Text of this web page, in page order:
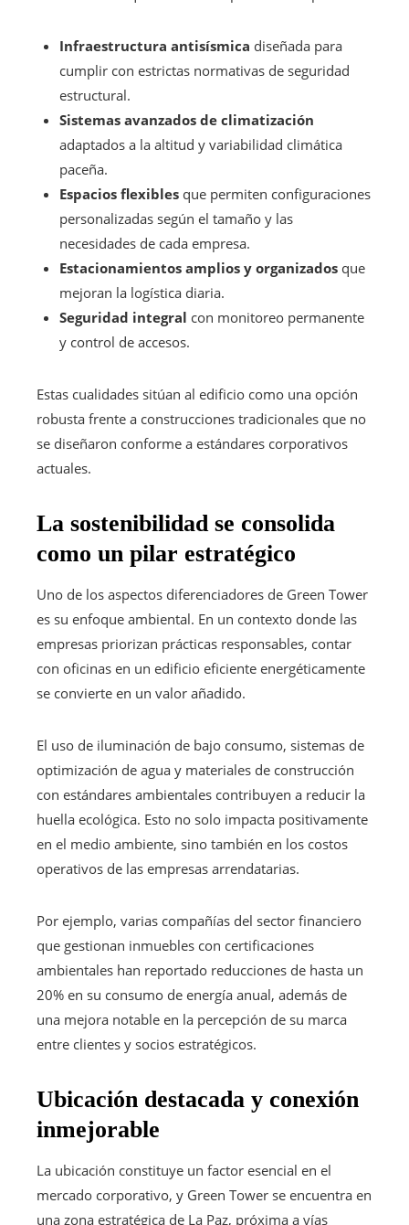
Infraestructura antisísmica diseñada para
cumplir con estrictas normativas de seguridad
estructural.
Sistemas avanzados de climatización
adaptados a la altitud y variabilidad climática
paceña.
Espacios flexibles que permiten configuraciones
personalizadas según el tamaño y las
necesidades de cada empresa.
Estacionamientos amplios y organizados que
mejoran la logística diaria.
Seguridad integral con monitoreo permanente
y control de accesos.
Estas cualidades sitúan al edificio como una opción
robusta frente a construcciones tradicionales que no
se diseñaron conforme a estándares corporativos
actuales.
La sostenibilidad se consolida
como un pilar estratégico
Uno de los aspectos diferenciadores de Green Tower
es su enfoque ambiental. En un contexto donde las
empresas priorizan prácticas responsables, contar
con oficinas en un edificio eficiente energéticamente
se convierte en un valor añadido.
El uso de iluminación de bajo consumo, sistemas de
optimización de agua y materiales de construcción
con estándares ambientales contribuyen a reducir la
huella ecológica. Esto no solo impacta positivamente
en el medio ambiente, sino también en los costos
operativos de las empresas arrendatarias.
Por ejemplo, varias compañías del sector financiero
que gestionan inmuebles con certificaciones
ambientales han reportado reducciones de hasta un
20% en su consumo de energía anual, además de
una mejora notable en la percepción de su marca
entre clientes y socios estratégicos.
Ubicación destacada y conexión
inmejorable
La ubicación constituye un factor esencial en el
mercado corporativo, y Green Tower se encuentra en
una zona estratégica de La Paz, próxima a vías